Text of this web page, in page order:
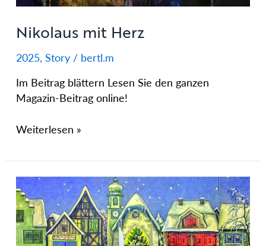
Nikolaus mit Herz
2025, Story/ bertl.m
Im Beitrag blättern Lesen Sie den ganzen
Magazin-Beitrag online!
Weiterlesen »
Die
Geschichte
des
Adventskalenders